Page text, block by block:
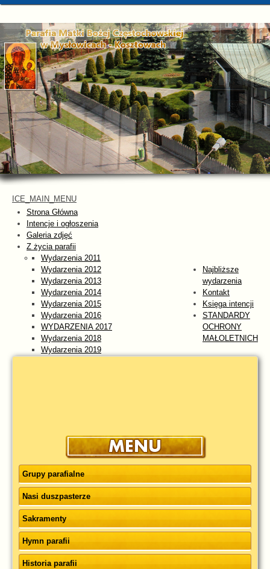
ICE_MAIN_MENU
Strona Główna
Intencje i ogłoszenia
Galeria zdjęć
Z życia parafii
Wydarzenia 2011
Wydarzenia 2012
Wydarzenia 2013
Wydarzenia 2014
Wydarzenia 2015
Wydarzenia 2016
WYDARZENIA 2017
Wydarzenia 2018
Wydarzenia 2019
Najbliższe
wydarzenia
Kontakt
Księga intencji
STANDARDY
OCHRONY
MAŁOLETNICH
Grupy parafialne
Nasi duszpasterze
Sakramenty
Hymn parafii
Historia parafii